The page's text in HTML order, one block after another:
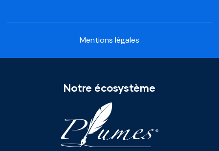
Mentions légales
Notre écosystème